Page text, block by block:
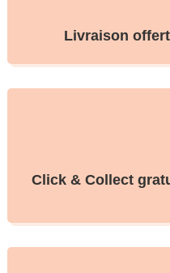
Livraison
Click & Collect